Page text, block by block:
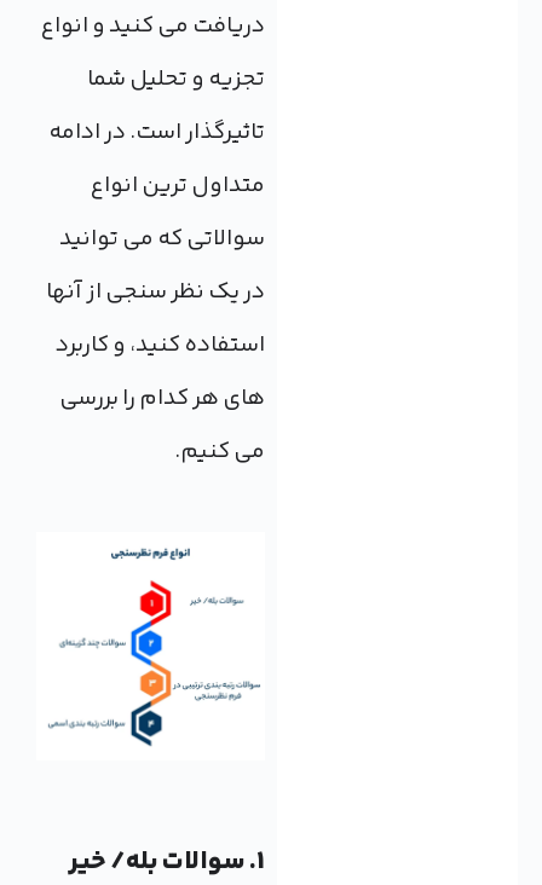
دریافت می کنید و انواع
تجزیه و تحلیل شما
تاثیرگذار است. در ادامه
متداول ترین انواع
سوالاتی که می توانید
در یک نظر سنجی از آنها
استفاده کنید، و کاربرد
های هر کدام را بررسی
می کنیم.
1. سوالات بله/ خیر